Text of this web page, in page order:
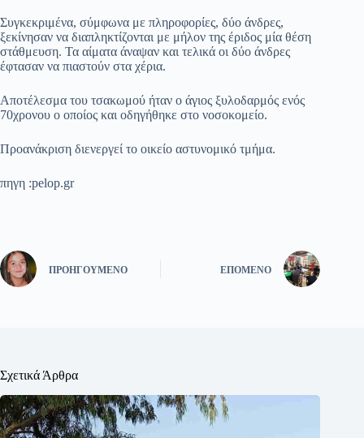
Συγκεκριμένα, σύμφωνα με πληροφορίες, δύο άνδρες,
ξεκίνησαν να διαπληκτίζονται με μήλον της έριδος μία θέση
στάθμευση. Τα αίματα άναψαν και τελικά οι δύο άνδρες
έφτασαν να πιαστούν στα χέρια.
Αποτέλεσμα του τσακωμού ήταν ο άγιος ξυλοδαρμός ενός
70χρονου ο οποίος και οδηγήθηκε στο νοσοκομείο.
Προανάκριση διενεργεί το οικείο αστυνομικό τμήμα.
πηγη :pelop.gr
ΠΡΟΗΓΟΎΜΕΝΟ ΕΠΌΜΕΝΟ
Σχετικά Άρθρα